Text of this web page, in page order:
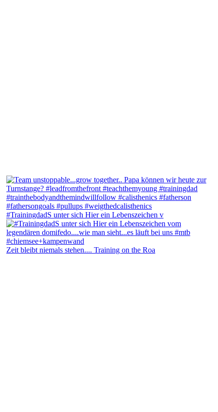
#TrainingdadS unter sich Hier ein Lebenszeichen v
Zeit bleibt niemals stehen.... Training on the Roa